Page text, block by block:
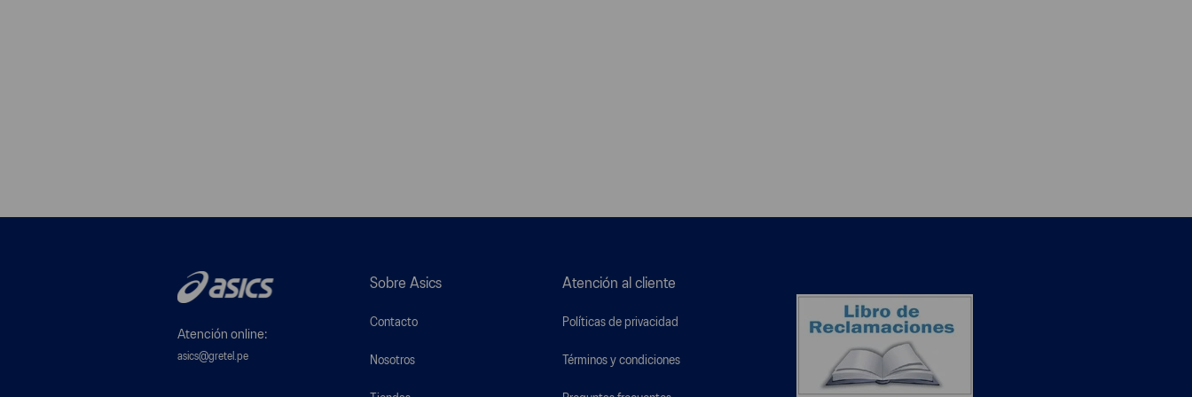
Atención online:
asics@gretel.pe
Sobre Asics
Contacto
Nosotros
Atención al cliente
Políticas de privacidad
Términos y condiciones